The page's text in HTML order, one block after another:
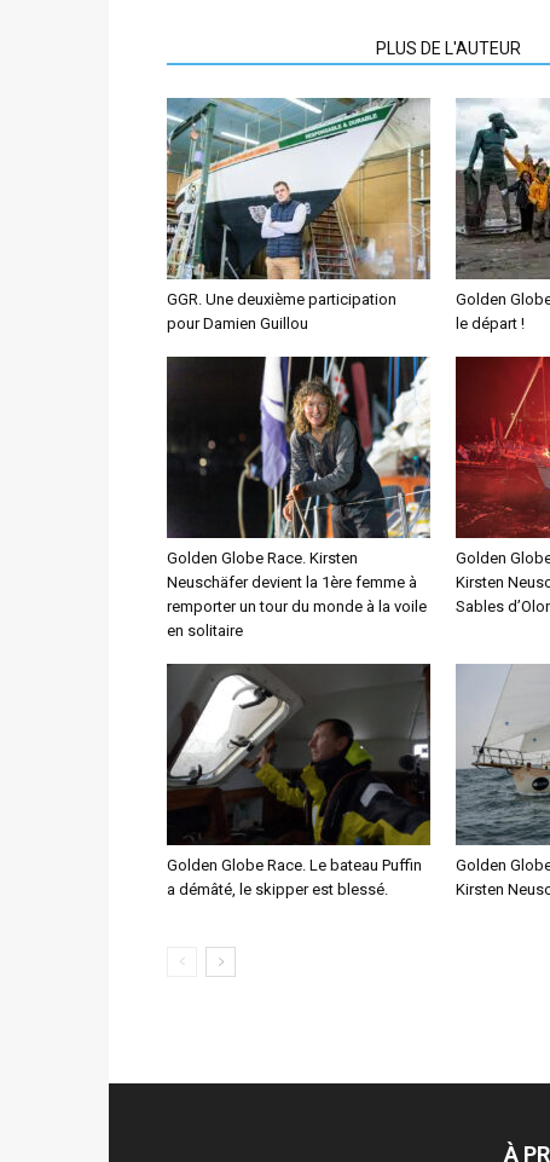
PLUS DE L'AUTEUR
GGR. Une deuxième participation
pour Damien Guillou
Golden
le départ !
Golden Globe Race. Kirsten
Neuschäfer devient la 1ère femme à
remporter un tour du monde à la voile
en solitaire
Golden
Kirsten
Sables
Golden Globe Race. Le bateau Puffin
a démâté, le skipper est blessé.
Golden
Kirsten
À